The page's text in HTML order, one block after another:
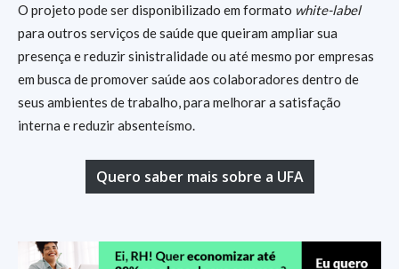
O projeto pode ser disponibilizado em formato white-label
para outros serviços de saúde que queiram ampliar sua
presença e reduzir sinistralidade ou até mesmo por empresas
em busca de promover saúde aos colaboradores dentro de
seus ambientes de trabalho, para melhorar a satisfação
interna e reduzir absenteísmo.
Quero saber mais sobre a UFA